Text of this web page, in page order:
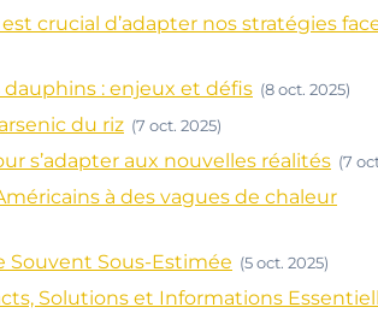
crucial d’adapter nos stratégies
: enjeux et défis (8 oct. 2025)
du riz (7 oct. 2025)
s’adapter aux nouvelles réalités (7
à des vagues de chaleur
Souvent Sous-Estimée (5 oct. 2025)
Solutions et Informations